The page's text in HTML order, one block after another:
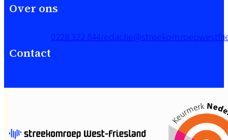
Over ons
Contact
0228 322 844